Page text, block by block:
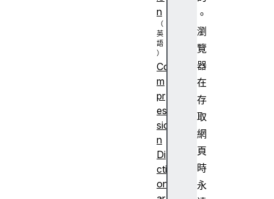
。
瀏
覽
器
在
存
取
網
頁
時
永
n
Co
m
pr
es
sio
n
Di
cti
on